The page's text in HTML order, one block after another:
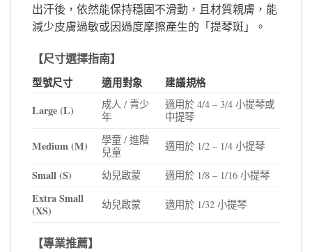
出汗後，依然能保持穩固不滑動，且材質親膚，能
減少皮膚過敏或因過度摩擦產生的「提琴斑」。
【尺寸選擇指南】
型號尺寸 適用對象
建議規格
Large (L)
成人 / 青少
年
適用於 4/4 – 3/4 小提琴或
中提琴
Medium (M)
學童 / 進階
兒童
適用於 1/2 – 1/4 小提琴
Small (S) 幼兒啟蒙 適用於 1/8 – 1/16 小提琴
Extra Small
(XS)
幼兒啟蒙 適用於 1/32 小提琴
【專業推薦】